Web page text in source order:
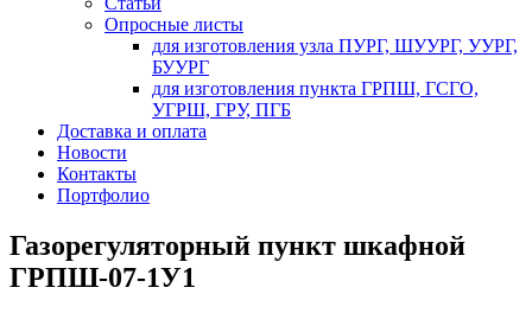
Опросные листы
для изготовления узла ПУРГ, ШУУРГ, УУРГ,
БУУРГ
для изготовления пункта ГРПШ, ГСГО,
УГРШ, ГРУ, ПГБ
Доставка и оплата
Новости
Контакты
Портфолио
Газорегуляторный пункт шкафной
ГРПШ-07-1У1